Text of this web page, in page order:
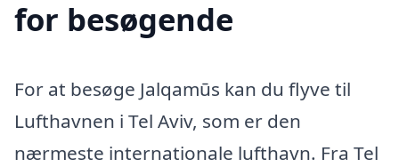
for besøgende
For at besøge Jalqamūs kan du flyve til
Lufthavnen i Tel Aviv, som er den
nærmeste internationale lufthavn. Fra Tel